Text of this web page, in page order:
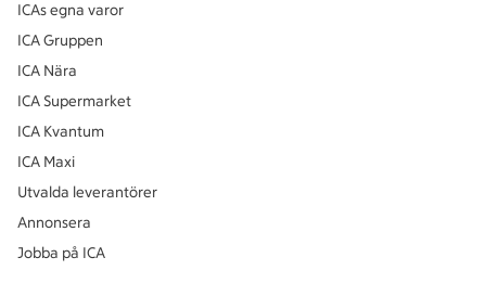
ICAs egna varor
ICA Gruppen
ICA Nära
ICA Supermarket
ICA Kvantum
ICA Maxi
Utvalda leverantörer
Annonsera
Jobba på ICA